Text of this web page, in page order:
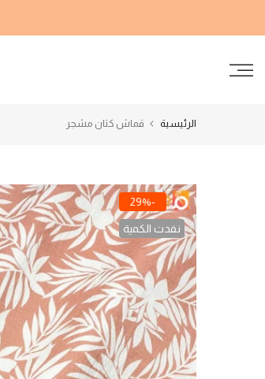
إلى
الرئيسية قماش كتان مشجر
-29%
نفدت الكمية